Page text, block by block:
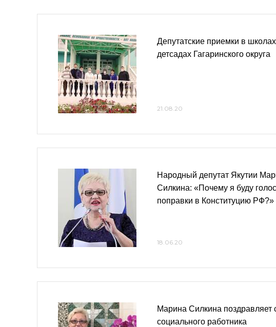
Депутатские приемки в
детсадах Гагаринского округа
21.08.20
Народный депутат Якутии
Силкина: «Почему я буду
поправки в Конституцию РФ?»
18.06.20
Марина Силкина поздравляет
социального работника